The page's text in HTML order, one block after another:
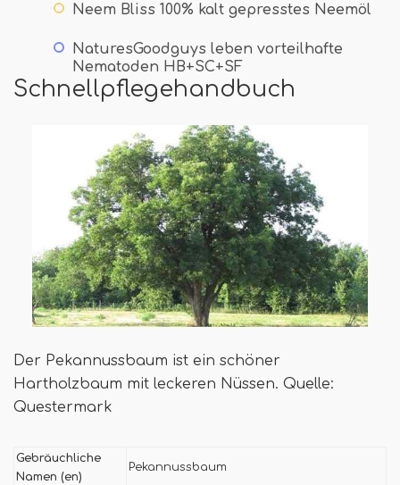
Neem Bliss 100% kalt gepresstes Neemöl
NaturesGoodguys leben vorteilhafte
Nematoden HB+SC+SF
Schnellpflegehandbuch
Der Pekannussbaum ist ein schöner
Hartholzbaum mit leckeren Nüssen. Quelle:
Questermark
Gebräuchliche
Namen (en)
Pekannussbaum